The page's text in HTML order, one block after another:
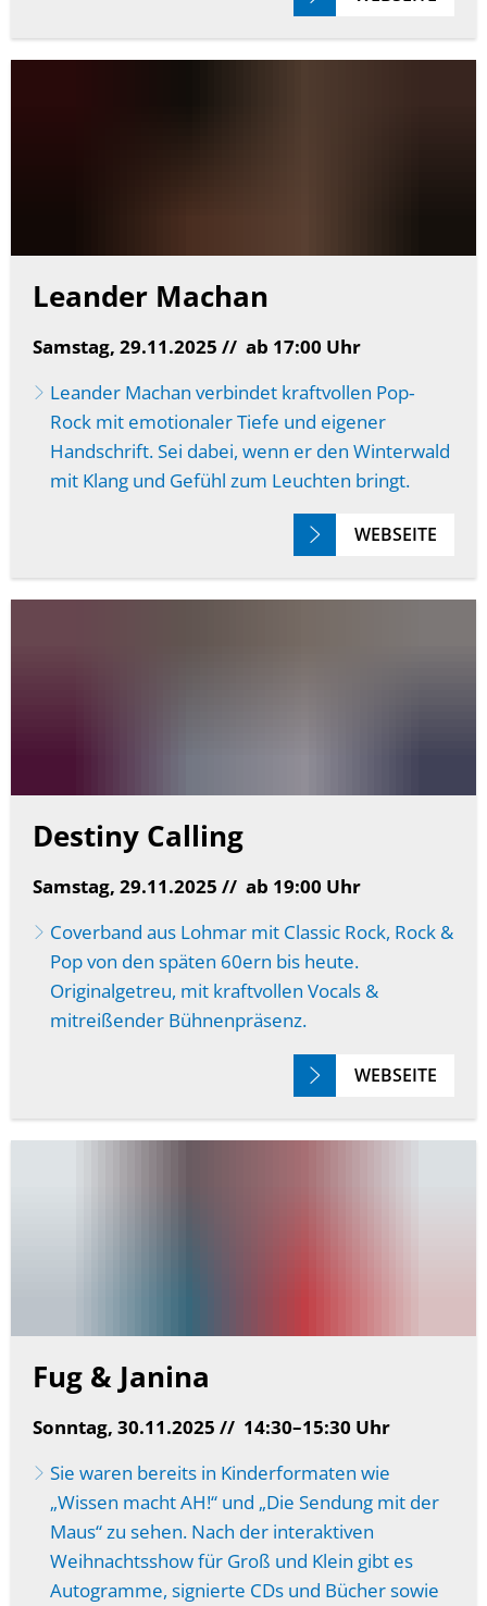
Leander Machan
Samstag, 29.11.2025 // ab 17:00 Uhr
Leander Machan verbindet kraftvollen Pop‐
Rock mit emotionaler Tiefe und eigener
Handschrift. Sei dabei, wenn er den Winterwald
mit Klang und Gefühl zum Leuchten bringt.
WEBSEITE
Destiny Calling
Samstag, 29.11.2025 // ab 19:00 Uhr
Coverband aus Lohmar mit Classic Rock, Rock &
Pop von den späten 60ern bis heute.
Originalgetreu, mit kraftvollen Vocals &
mitreißender Bühnenpräsenz.
WEBSEITE
Fug & Janina
Sonntag, 30.11.2025 // 14:30–15:30 Uhr
Sie waren bereits in Kinderformaten wie
„Wissen macht AH!“ und „Die Sendung mit der
Maus“ zu sehen. Nach der interaktiven
Weihnachtsshow für Groß und Klein gibt es
Autogramme, signierte CDs und Bücher sowie